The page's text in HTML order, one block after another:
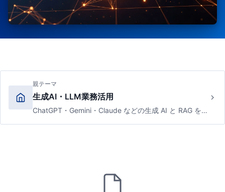
親テーマ
生成AI・LLM業務活用
ChatGPT・Gemini・Claude などの生成 AI と RAG を業務に組み込み、コスト対効果・導入ロードマップ・リスク管理まで実践的に学ぶ。